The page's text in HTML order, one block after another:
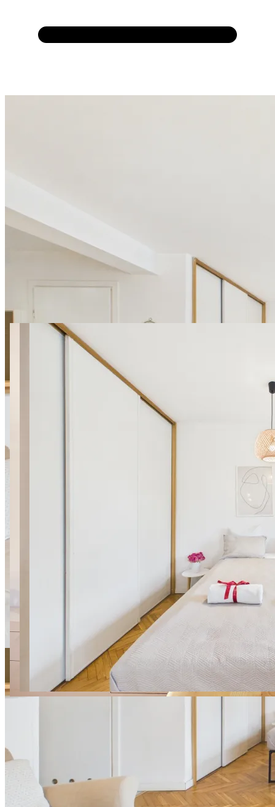
21 zdjęć
Studio na Matejki przy Placu
Trzech Krzyży